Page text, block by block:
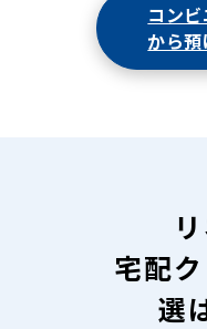
コン
から
宅配
選